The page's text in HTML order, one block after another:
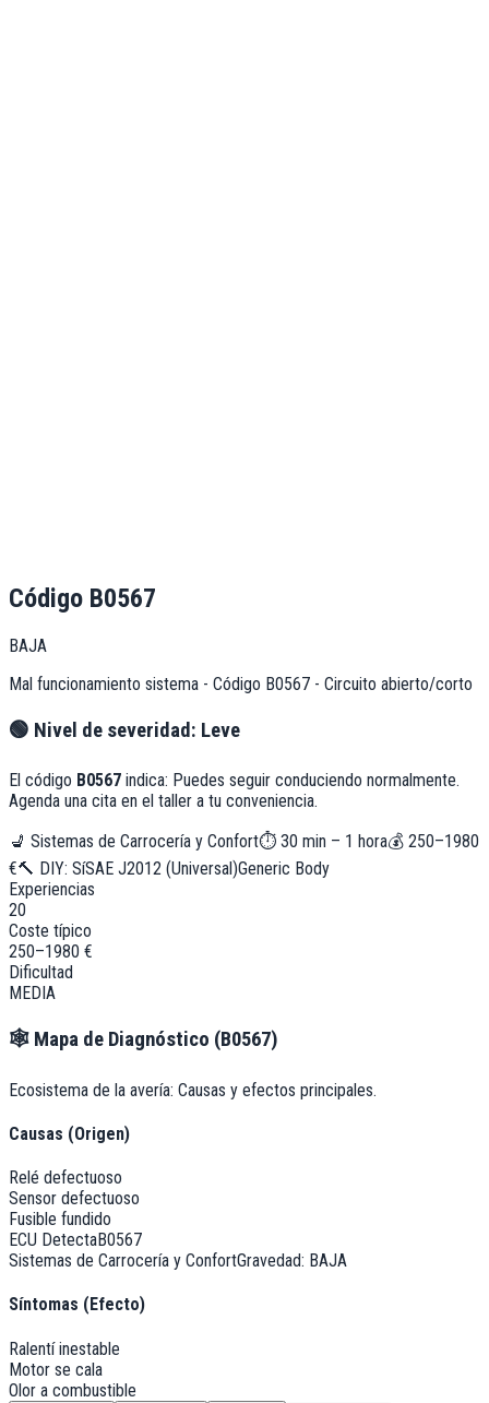
Código B0567
BAJA
Mal funcionamiento sistema - Código B0567 - Circuito abierto/corto
🟢 Nivel de severidad: Leve
El código B0567 indica: Puedes seguir conduciendo normalmente.
Agenda una cita en el taller a tu conveniencia.
💺 Sistemas de Carrocería y Confort⏱ 30 min – 1 hora💰 250–1980
€🔨 DIY: SíSAE J2012 (Universal)Generic Body
Experiencias
20
Coste típico
250–1980 €
Dificultad
MEDIA
🕸️ Mapa de Diagnóstico (B0567)
Ecosistema de la avería: Causas y efectos principales.
Causas (Origen)
Relé defectuoso
Sensor defectuoso
Fusible fundido
ECU DetectaB0567
Sistemas de Carrocería y ConfortGravedad: BAJA
Síntomas (Efecto)
Ralentí inestable
Motor se cala
Olor a combustible